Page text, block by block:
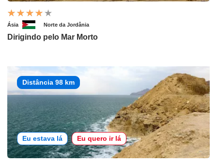
Ásia Norte da Jordânia
Dirigindo pelo Mar Morto
Distância 98 km
Eu estava lá Eu quero ir lá